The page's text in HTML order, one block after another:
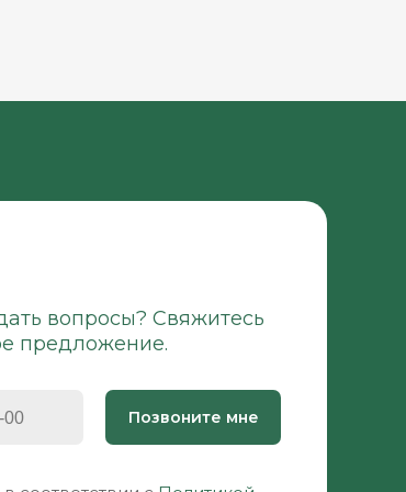
вопросы? Свяжитесь
предложение.
Позвоните мне